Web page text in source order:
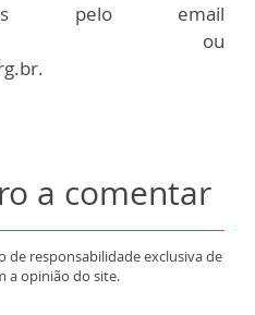
pelo email
ou
a comentar
de responsabilidade exclusiva de
a opinião do site.